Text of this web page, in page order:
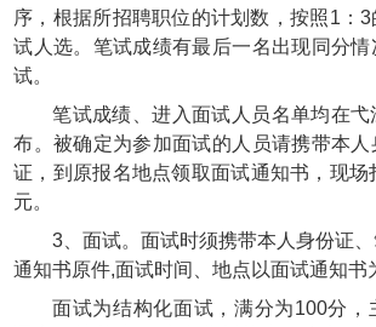
序，根据所招聘职位的计划数，按照1：
试人选。笔试成绩有最后一名出现同分
试。
笔试成绩、进入面试人员名单均在
布。被确定为参加面试的人员请携带本
证，到原报名地点领取面试通知书，现场
元。
3、面试。面试时须携带本人身份证
通知书原件,面试时间、地点以面试通知书
面试为结构化面试，满分为100分，